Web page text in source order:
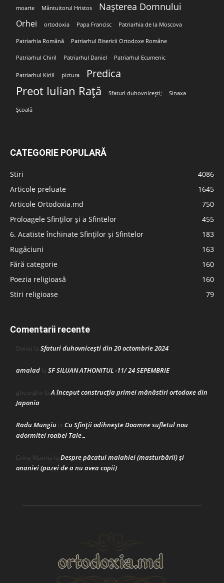
moarte Mântuitorul Hristos Nașterea Domnului
Orhei ortodoxia Papa Francisc Patriarhia de la Moscova
Patriarhia Română Patriarhul Bisericii Ortodoxe Române
Patriarhul Chiril Patriarhul Daniel Patriarhul Ecumenic
Patriarhul Kirill pictura Predica
Preot Iulian Rață Sfaturi duhovnicești; Sinaxa
Școală
CATEGORIE POPULARĂ
Stiri
4086
Articole preluate
1645
Articole Ortodoxia.md
750
Proloagele Sfinților și a Sfintelor
455
6. Acatiste închinate Sfinților și Sfintelor
183
Rugăciuni
163
Fără categorie
160
Poezia religioasă
160
Stiri religioase
79
Comentarii recente
Doina la Sfaturi duhovnicești din 20 octombrie 2024
amalad la SF SILUAN ATHONITUL -11/ 24 SEPEMBRIE
gheorghe laA început construcţia primei mănăstiri ortodoxe din
Japonia
Radu Mungiu la Cu Sfinții odihnește Doamne sufletul nou
adormitei roabei Tale…
Crina Marina la Despre păcatul malahiei (masturbării) şi
onaniei (pazei de a nu avea copii)